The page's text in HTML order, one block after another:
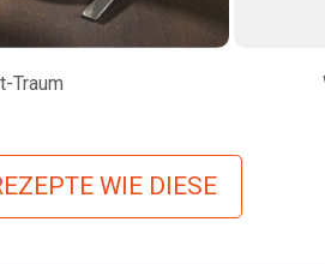
Traum
WIE DIESE